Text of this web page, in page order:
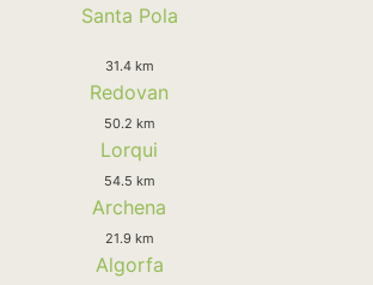
Santa Pola
31.4 km
Redovan
50.2 km
Lorqui
54.5 km
Archena
21.9 km
Algorfa